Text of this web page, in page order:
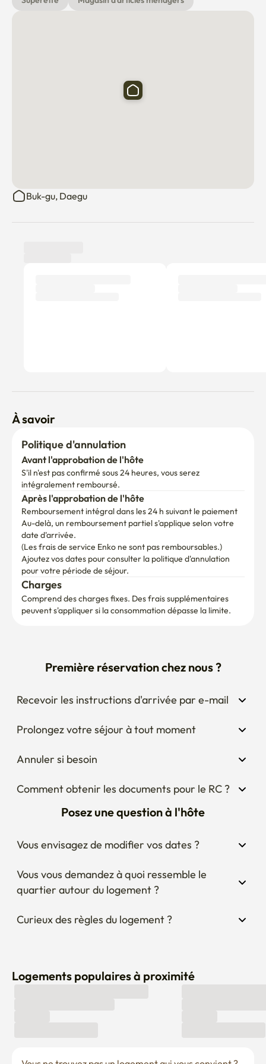
Buk-gu, Daegu
À savoir
Politique d'annulation
Avant l'approbation de l'hôte
S'il n'est pas confirmé sous 24 heures, vous serez
intégralement remboursé.
Après l'approbation de l'hôte
Remboursement intégral dans les 24 h suivant le paiement
Au-delà, un remboursement partiel s'applique selon votre
date d'arrivée.
(Les frais de service Enko ne sont pas remboursables.)
Ajoutez vos dates pour consulter la politique d'annulation
pour votre période de séjour.
Charges
Comprend des charges fixes. Des frais supplémentaires
peuvent s'appliquer si la consommation dépasse la limite.
Première réservation chez nous ?
Recevoir les instructions d'arrivée par e-mail
Prolongez votre séjour à tout moment
Annuler si besoin
Comment obtenir les documents pour le RC ?
Posez une question à l'hôte
Vous envisagez de modifier vos dates ?
Vous vous demandez à quoi ressemble le
quartier autour du logement ?
Curieux des règles du logement ?
Logements populaires à proximité